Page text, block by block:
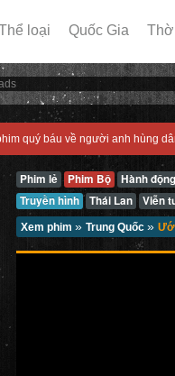
loại Quốc Gia
quý báu về người anh hùng
Phim lẻ Phim Bộ Hành động
Truyền hình
Thái Lan Viễn
Xem phim » Trung Quốc »